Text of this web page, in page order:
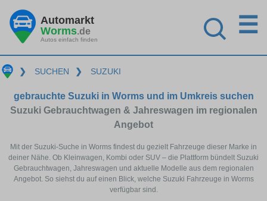
Automarkt
Worms.de
Autos einfach finden
☰
❯ SUCHEN ❯ SUZUKI
gebrauchte Suzuki in Worms und im Umkreis suchen
Suzuki Gebrauchtwagen & Jahreswagen im regionalen
Angebot
Mit der Suzuki-Suche in Worms findest du gezielt Fahrzeuge dieser Marke in
deiner Nähe. Ob Kleinwagen, Kombi oder SUV – die Plattform bündelt Suzuki
Gebrauchtwagen, Jahreswagen und aktuelle Modelle aus dem regionalen
Angebot. So siehst du auf einen Blick, welche Suzuki Fahrzeuge in Worms
verfügbar sind.